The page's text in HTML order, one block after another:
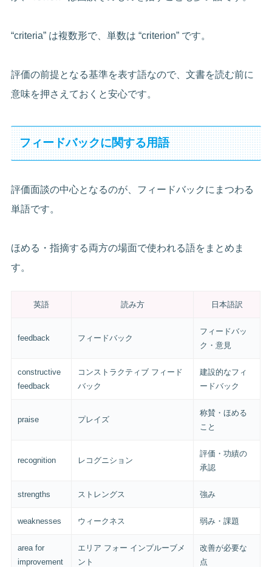
“criteria” は複数形で、単数は “criterion” です。
評価の前提となる基準を表す語なので、文書を読む前に
意味を押さえておくと安心です。
フィードバックに関する用語
評価面談の中心となるのが、フィードバックにまつわる
単語です。
ほめる・指摘する両方の場面で使われる語をまとめま
す。
英語 読み方 日本語訳
feedback フィードバック
フィードバッ
ク・意見
constructive
feedback
コンストラクティブ フィード
バック
建設的なフィ
ードバック
praise プレイズ
称賛・ほめる
こと
recognition レコグニション
評価・功績の
承認
strengths ストレングス 強み
weaknesses ウィークネス 弱み・課題
area for
improvement
エリア フォー インプルーブメ
ント
改善が必要な
点